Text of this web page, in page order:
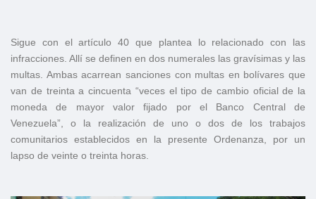
Sigue con el artículo 40 que plantea lo relacionado con las
infracciones. Allí se definen en dos numerales las gravísimas y las
multas. Ambas acarrean sanciones con multas en bolívares que
van de treinta a cincuenta “veces el tipo de cambio oficial de la
moneda de mayor valor fijado por el Banco Central de
Venezuela”, o la realización de uno o dos de los trabajos
comunitarios establecidos en la presente Ordenanza, por un
lapso de veinte o treinta horas.